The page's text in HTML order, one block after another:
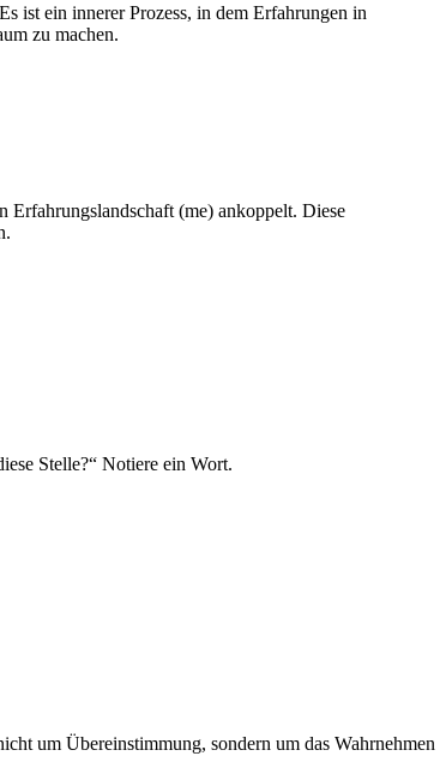
ist ein innerer Prozess, in dem Erfahrungen in
zu machen.
Erfahrungslandschaft (me) ankoppelt. Diese
Stelle?“ Notiere ein Wort.
um Übereinstimmung, sondern um das Wahrnehmen